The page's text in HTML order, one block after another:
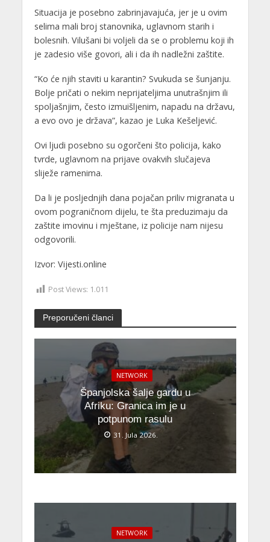
Situacija je posebno zabrinjavajuća, jer je u ovim
selima mali broj stanovnika, uglavnom starih i
bolesnih. Vilušani bi voljeli da se o problemu koji ih
je zadesio više govori, ali i da ih nadležni zaštite.
“Ko će njih staviti u karantin? Svukuda se šunjanju.
Bolje pričati o nekim neprijateljima unutrašnjim ili
spoljašnjim, često izmuišljenim, napadu na državu,
a evo ovo je država”, kazao je Luka Kešeljević.
Ovi ljudi posebno su ogorčeni što policija, kako
tvrde, uglavnom na prijave ovakvih slučajeva
sliježe ramenima.
Da li je posljednjih dana pojačan priliv migranata u
ovom pograničnom dijelu, te šta preduzimaju da
zaštite imovinu i mještane, iz policije nam nijesu
odgovorili.
Izvor: Vijesti.online
Post Views: 1.011
Preporučeni članci
NETWORK
Španjolska šalje gardu u
Afriku: Granica im je u
potpunom rasulu
31. Jula 2026.
NETWORK